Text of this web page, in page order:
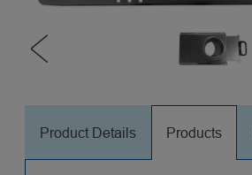
Product Details Products